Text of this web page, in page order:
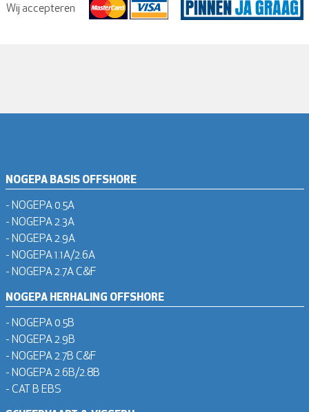
Wij accepteren
NOGEPA BASIS OFFSHORE
- NOGEPA 0.5A
- NOGEPA 2.3A
- NOGEPA 2.9A
- NOGEPA 1.1A/2.6A
- NOGEPA 2.7A C&F
NOGEPA HERHALING OFFSHORE
- NOGEPA 0.5B
- NOGEPA 2.9B
- NOGEPA 2.7B C&F
- NOGEPA 2.6B/2.8B
- CAT B EBS